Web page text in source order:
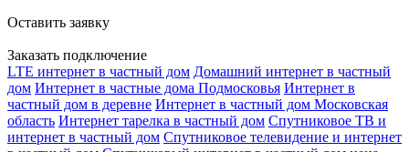
Оставить заявку
Заказать подключение
LTE интернет в частный дом Домашний интернет в частный
дом Интернет в частные дома Подмосковья Интернет в
частный дом в деревне Интернет в частный дом Московская
область Интернет тарелка в частный дом Спутниковое ТВ и
интернет в частный дом Спутниковое телевидение и интернет